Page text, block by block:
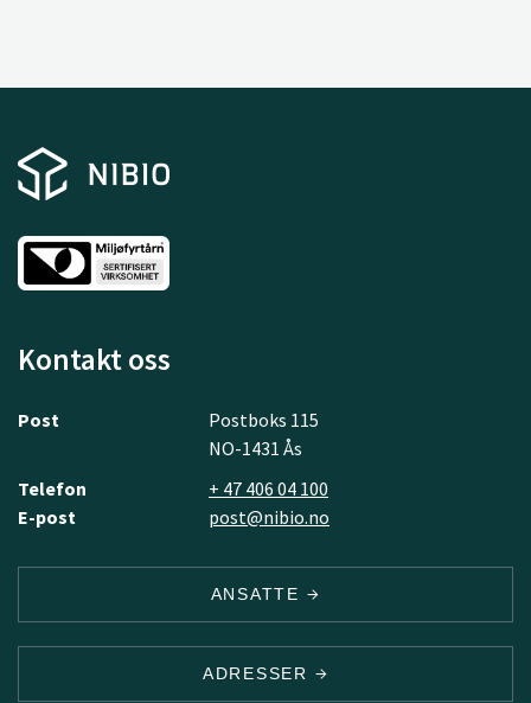
Kontakt oss
Post
Postboks 115
NO-1431 Ås
Telefon
+ 47 406 04 100
E-post
post@nibio.no
ANSATTE
ADRESSER